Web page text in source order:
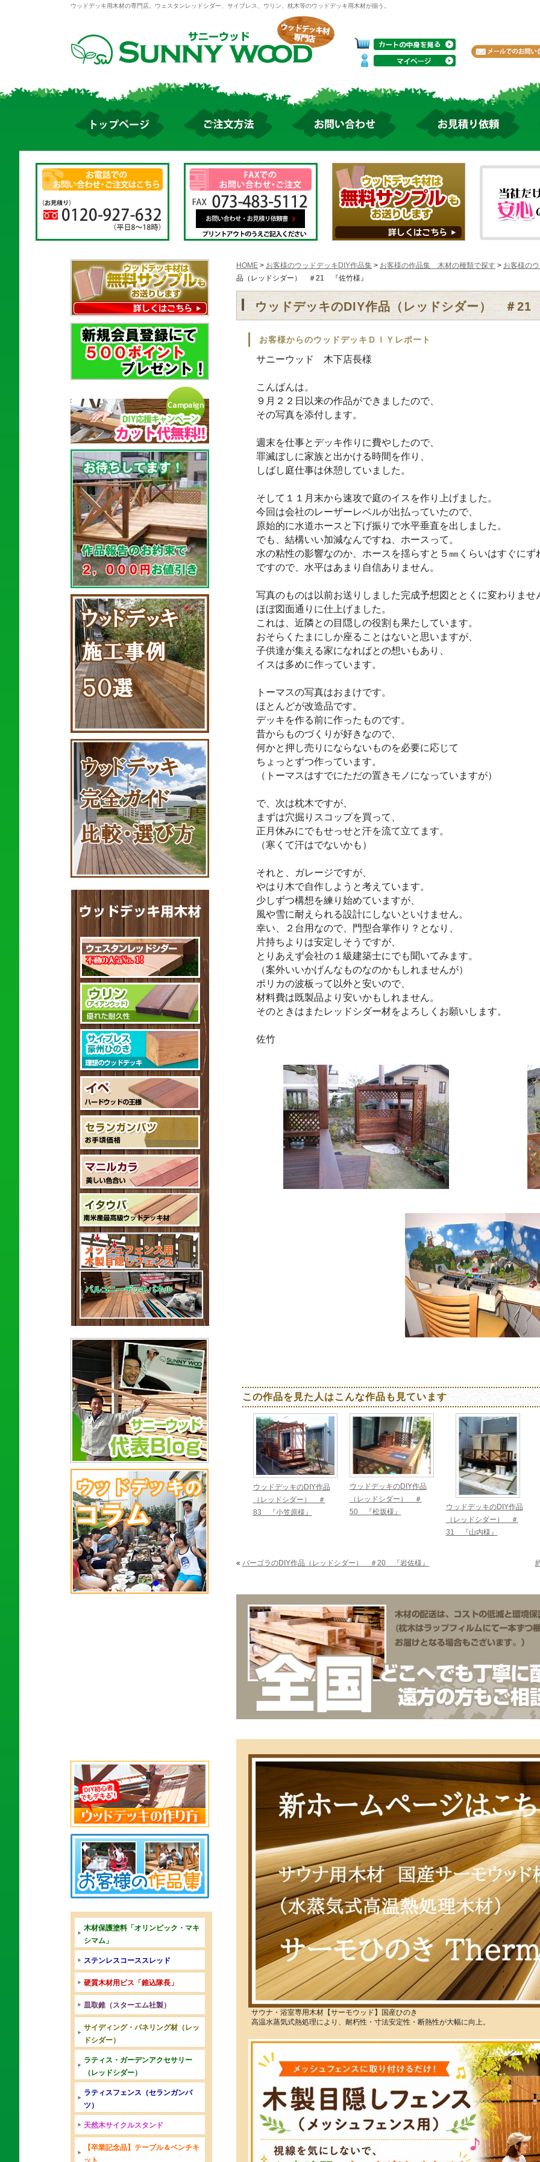
ウッドデッキ用木材の専門店。ウェスタンレッドシダー、サイプレス、ウリン、枕木等のウッドデッキ用木材が揃う。
HOME > お客様のウッドデッキDIY作品集 > お客様の作品集 木材の種類で探す > お客様の
品（レッドシダー） ＃21 『佐竹様』
ウッドデッキのDIY作品（レッドシダー） ＃21
お客様からのウッドデッキＤＩＹレポート
サニーウッド 木下店長様
こんばんは。
９月２２日以来の作品ができましたので、
その写真を添付します。
週末を仕事とデッキ作りに費やしたので、
罪滅ぼしに家族と出かける時間を作り、
しばし庭仕事は休憩していました。
そして１１月末から速攻で庭のイスを作り上げました。
今回は会社のレーザーレベルが出払っていたので、
原始的に水道ホースと下げ振りで水平垂直を出しました。
でも、結構いい加減なんですね、ホースって。
水の粘性の影響なのか、ホースを揺らすと５㎜くらいはすぐにず
ですので、水平はあまり自信ありません。
写真のものは以前お送りしました完成予想図ととくに変わりませ
ほぼ図面通りに仕上げました。
これは、近隣との目隠しの役割も果たしています。
おそらくたまにしか座ることはないと思いますが、
子供達が集える家になればとの想いもあり、
イスは多めに作っています。
トーマスの写真はおまけです。
ほとんどが改造品です。
デッキを作る前に作ったものです。
昔からものづくりが好きなので、
何かと押し売りにならないものを必要に応じて
ちょっとずつ作っています。
（トーマスはすでにただの置きモノになっていますが）
で、次は枕木ですが、
まずは穴掘りスコップを買って、
正月休みにでもせっせと汗を流て立てます。
（寒くて汗はでないかも）
それと、ガレージですが、
やはり木で自作しようと考えています。
少しずつ構想を練り始めていますが、
風や雪に耐えられる設計にしないといけません。
幸い、２台用なので、門型合掌作り？となり、
片持ちよりは安定しそうですが、
とりあえず会社の１級建築士にでも聞いてみます。
（案外いいかげんなものなのかもしれませんが）
ポリカの波板って以外と安いので、
材料費は既製品より安いかもしれません。
そのときはまたレッドシダー材をよろしくお願いします。
佐竹
この作品を見た人はこんな作品も見ています
ウッドデッキのDIY作品
（レッドシダー） ＃
83 『小笠原様』
ウッドデッキのDIY作品
（レッドシダー） ＃
50 『松坂様』
ウッドデッキのDIY作品
（レッドシダー） ＃
31 『山内様』
« パーゴラのDIY作品（レッドシダー） ＃20 『岩佐様』
サウナ・浴室専用木材【サーモウッド】国産ひのき
高温水蒸気式熱処理により、耐朽性・寸法安定性・断熱性が大幅に向上。
木材保護塗料「オリンピック・マキ
シマム」
ステンレスコーススレッド
硬質木材用ビス「錐込隊長」
皿取錐（スターエム社製）
サイディング・パネリング材（レッ
ドシダー）
ラティス・ガーデンアクセサリー
（レッドシダー）
ラティスフェンス（セランガンバ
ツ）
天然木サイクルスタンド
【卒業記念品】テーブル＆ベンチキ
ット